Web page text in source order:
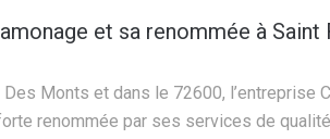
et sa renommée à Saint
Monts et dans le 72600, l’entreprise
renommée par ses services de